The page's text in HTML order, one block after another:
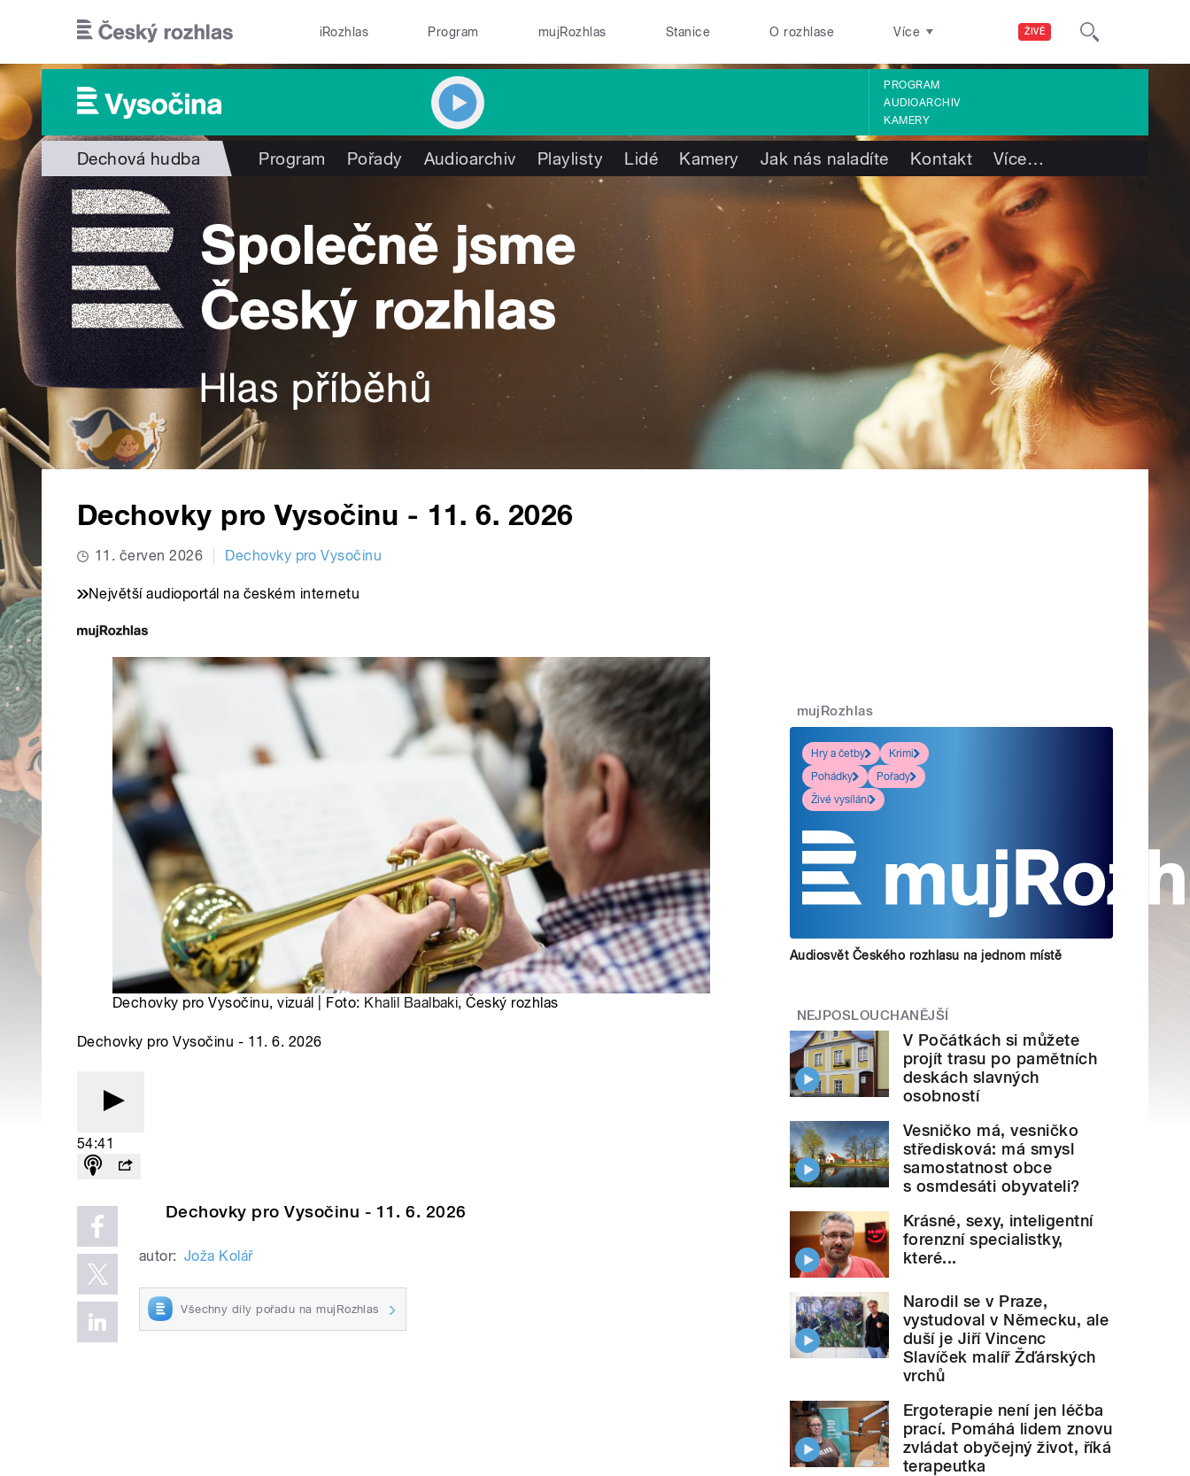
ŽIVĚ
iRozhlas Program mujRozhlas Stanice O rozhlase Více
PROGRAM
AUDIOARCHIV
KAMERY
Dechová hudba Program Pořady Audioarchiv Playlisty Lidé Kamery Jak nás naladíte Kontakt Více…
Dechovky pro Vysočinu - 11. 6. 2026
11. červen 2026 Dechovky pro Vysočinu
Největší audioportál na českém internetu
Dechovky pro Vysočinu, vizuál | Foto: Khalil Baalbaki, Český rozhlas
Dechovky pro Vysočinu - 11. 6. 2026
54:41
Dechovky pro Vysočinu - 11. 6. 2026
autor: Joža Kolář
Všechny díly pořadu na mujRozhlas
mujRozhlas
Hry a četby
Krimi
Pohádky
Pořady
Živé vysílání
Audiosvět Českého rozhlasu na jednom místě
NEJPOSLOUCHANĚJŠÍ
V Počátkách si můžete
projít trasu po pamětních
deskách slavných
osobností
Vesničko má, vesničko
středisková: má smysl
samostatnost obce
s osmdesáti obyvateli?
Krásné, sexy, inteligentní
forenzní specialistky,
které...
Narodil se v Praze,
vystudoval v Německu, ale
duší je Jiří Vincenc
Slavíček malíř Žďárských
vrchů
Ergoterapie není jen léčba
prací. Pomáhá lidem znovu
zvládat obyčejný život, říká
terapeutka